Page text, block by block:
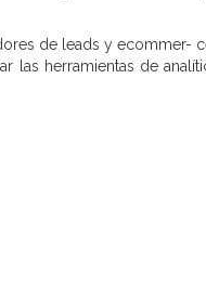
de leads y ecommer-
las herramientas de